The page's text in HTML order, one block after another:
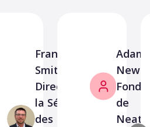
Frank L.
Smith III,
Directeur de
la Sécurité
des
Adam
de